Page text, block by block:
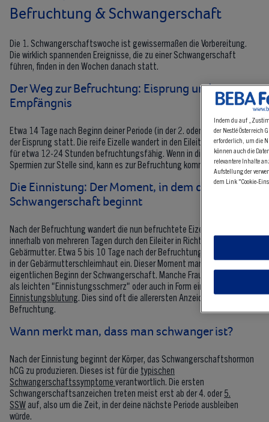
Befruchtung & Schwangerschaft
Die 1. Schwangerschaftswoche ist gewissermaßen die Vorbereitung.
Die wirklich spannenden Ereignisse, die zu einer Schwangerschaft
führen, finden in den Wochen danach statt.
Der Weg zur Befruchtung: Eisprung und
Empfängnis
Etwa 14 Tage nach Beginn deiner Periode (in der 2. oder 3. SSW) findet
der Eisprung statt. Die reife Eizelle wandert in den Eileiter und ist dort
für etwa 12-24 Stunden befruchtungsfähig. Wenn in dieser Zeit
Spermien zur Stelle sind, kann es zur Befruchtung kommen.
Die Einnistung: Der Moment, in dem die
Schwangerschaft beginnt
Nach der Befruchtung wandert die nun befruchtete Eizelle (Zygote)
innerhalb von mehreren Tagen durch den Eileiter in Richtung
Gebärmutter. Etwa 5 bis 10 Tage nach der Befruchtung nistet sie sich
in der Gebärmutterschleimhaut ein. Dieser Moment markiert den
eigentlichen Beginn der Schwangerschaft. Manche Frauen spüren dies
als leichten "Einnistungsschmerz" oder auch in Form einer
Einnistungsblutung . Dies sind oft die allerersten Anzeichen einer
Befruchtung.
Wann merkt man, dass man schwanger ist?
Nach der Einnistung beginnt der Körper, das Schwangerschaftshormon
hCG zu produzieren. Dieses ist für die typischen
Schwangerschaftssymptome verantwortlich. Die ersten
Schwangerschaftsanzeichen treten meist erst ab der 4. oder5.
SSW auf, also um die Zeit, in der deine nächste Periode ausbleiben
würde.
Indem du auf
der Nestlé Österreich
erforderlich, um die
können auch die
relevantere Inhalte
Aufstellung der
dem Link "Cookie-